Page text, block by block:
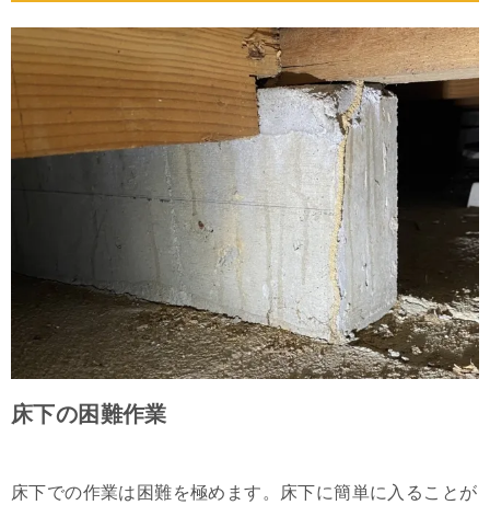
床下の困難作業
床下での作業は困難を極めます。床下に簡単に入ることが